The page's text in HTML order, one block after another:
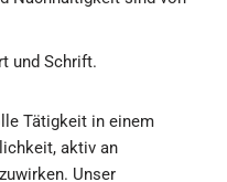
und Schrift.
Tätigkeit in einem
aktiv an
Unser